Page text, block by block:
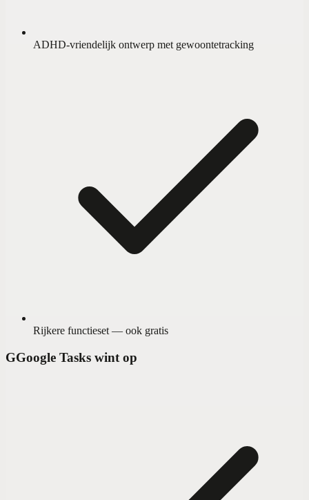
ADHD-vriendelijk ontwerp met gewoontetracking
Rijkere functieset — ook gratis
GGoogle Tasks wint op